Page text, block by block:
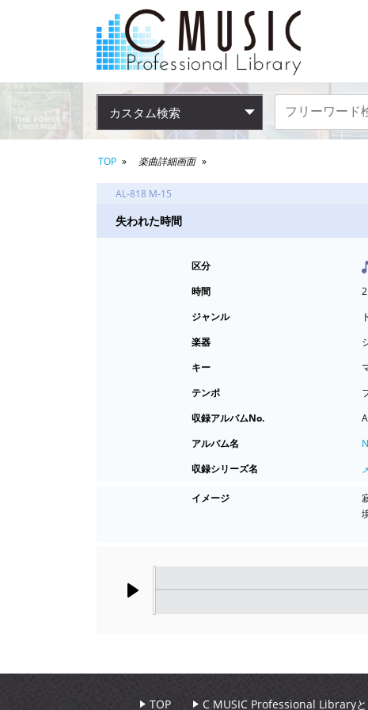
カスタム検索
TOP 楽曲詳細画面
AL-818 M-15
失われた時間
区分
時間
ジャンル
楽器
キー
テンポ
収録アルバムNo.
アルバム名
収録シリーズ名
イメージ
TOP C MUSIC Professional Libraryと